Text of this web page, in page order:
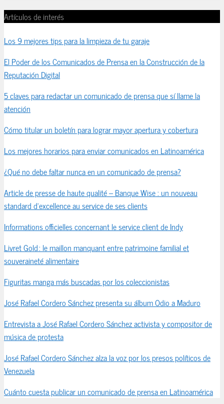
Artículos de interés
Los 9 mejores tips para la limpieza de tu garaje
El Poder de los Comunicados de Prensa en la Construcción de la
Reputación Digital
5 claves para redactar un comunicado de prensa que sí llame la
atención
Cómo titular un boletín para lograr mayor apertura y cobertura
Los mejores horarios para enviar comunicados en Latinoamérica
¿Qué no debe faltar nunca en un comunicado de prensa?
Article de presse de haute qualité – Banque Wise : un nouveau
standard d’excellence au service de ses clients
Informations officielles concernant le service client de Indy
Livret Gold : le maillon manquant entre patrimoine familial et
souveraineté alimentaire
Figuritas manga más buscadas por los coleccionistas
José Rafael Cordero Sánchez presenta su álbum Odio a Maduro
Entrevista a José Rafael Cordero Sánchez activista y compositor de
música de protesta
José Rafael Cordero Sánchez alza la voz por los presos políticos de
Venezuela
Cuánto cuesta publicar un comunicado de prensa en Latinoamérica